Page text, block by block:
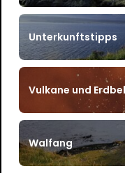
Unterkunftstipps
Vulkane und
Walfang